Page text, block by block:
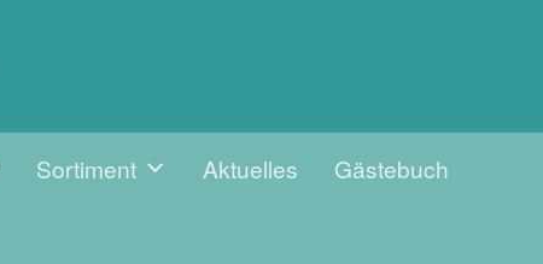
Sortiment Aktuelles Gästebuch